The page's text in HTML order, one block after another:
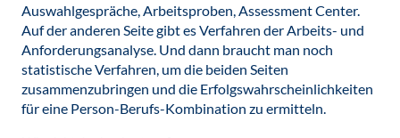
Auswahlgespräche, Arbeitsproben, Assessment Center.
Auf der anderen Seite gibt es Verfahren der Arbeits- und
Anforderungsanalyse. Und dann braucht man noch
statistische Verfahren, um die beiden Seiten
zusammenzubringen und die Erfolgswahrscheinlichkeiten
für eine Person-Berufs-Kombination zu ermitteln.